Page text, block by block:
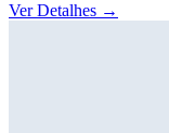
Ver Detalhes →